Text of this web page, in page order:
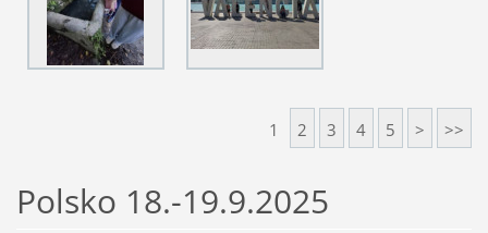
1 2 3 4 5 > >>
Polsko 18.-19.9.2025